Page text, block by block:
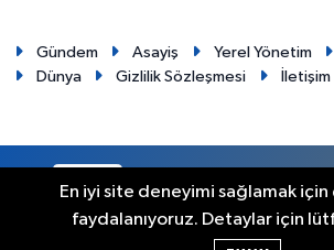
Gündem Asayiş Yerel Yönetim
Dünya
Gizlilik Sözleşmesi İletişim
RSS Copyright © 2012. Her
En iyi site deneyimi sağlamak
faydalanıyoruz. Detaylar için